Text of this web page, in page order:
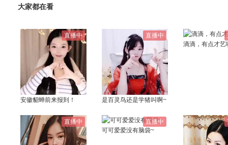
大家都在看
直播中
安徽貂蝉前来报到！
直播中
是百灵鸟还是学猪叫啊~
滴滴，有点才艺
直播中
直播中
可可爱爱没有脑袋~